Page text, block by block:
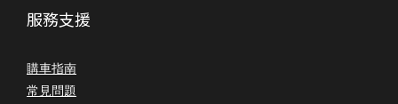
服務支援
購車指南
常見問題